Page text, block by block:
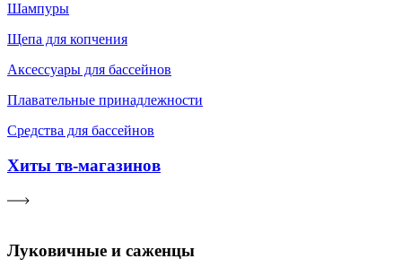
Шампуры
Щепа для копчения
Аксессуары для бассейнов
Плавательные принадлежности
Средства для бассейнов
Хиты тв-магазинов
Луковичные и саженцы